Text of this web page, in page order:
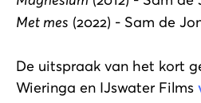
Met mes (2022) - Sam de
De uitspraak van het kort
Wieringa en IJswater Films